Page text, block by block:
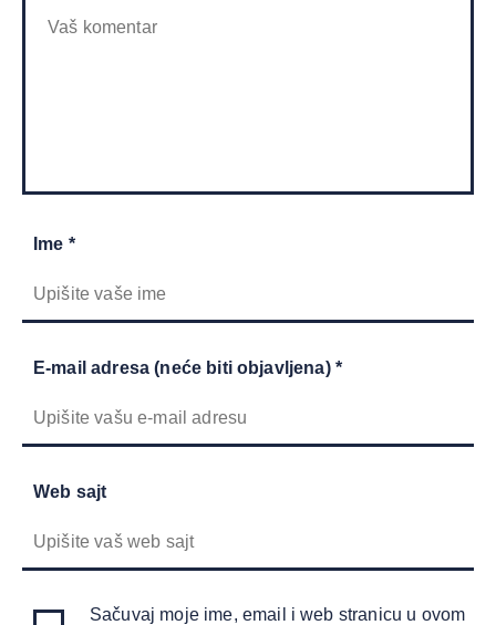
Ime *
E-mail adresa (neće biti objavljena) *
Web sajt
Sačuvaj moje ime, email i web stranicu u ovom